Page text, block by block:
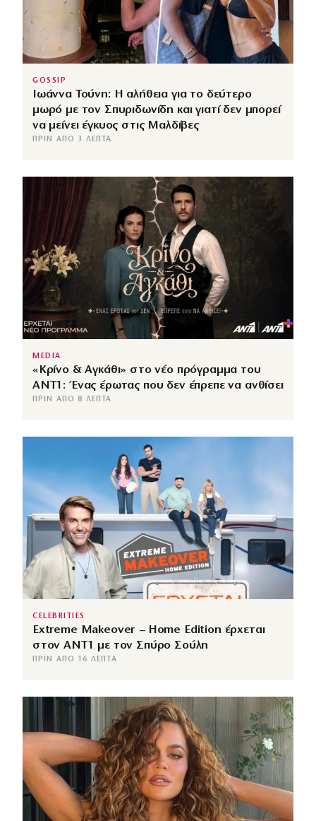
GOSSIP
Ιωάννα Τούνη: Η αλήθεια για το δεύτερο
μωρό με τον Σπυριδωνίδη και γιατί δεν μπορεί
να μείνει έγκυος στις Μαλδίβες
ΠΡΙΝ ΑΠΌ 3 ΛΕΠΤΆ
MEDIA
«Κρίνο & Αγκάθι» στο νέο πρόγραμμα του
ΑΝΤ1: Ένας έρωτας που δεν έπρεπε να ανθίσει
ΠΡΙΝ ΑΠΌ 8 ΛΕΠΤΆ
CELEBRITIES
Extreme Makeover – Home Edition έρχεται
στον ANT1 με τον Σπύρο Σούλη
ΠΡΙΝ ΑΠΌ 16 ΛΕΠΤΆ